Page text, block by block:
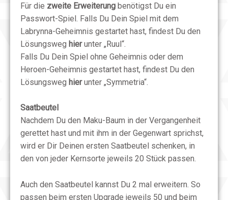
Für die zweite Erweiterung benötigst Du ein
Passwort-Spiel. Falls Du Dein Spiel mit dem
Labrynna-Geheimnis gestartet hast, findest Du den
Lösungsweg hierunter „Ruul“.
Falls Du Dein Spiel ohne Geheimnis oder dem
Heroen-Geheimnis gestartet hast, findest Du den
Lösungsweg hierunter „Symmetria“.
Saatbeutel
Nachdem Du den Maku-Baum in der Vergangenheit
gerettet hast und mit ihm in der Gegenwart sprichst,
wird er Dir Deinen ersten Saatbeutel schenken, in
den von jeder Kernsorte jeweils 20 Stück passen.
Auch den Saatbeutel kannst Du 2 mal erweitern. So
passen beim ersten Upgrade jeweils 50 und beim